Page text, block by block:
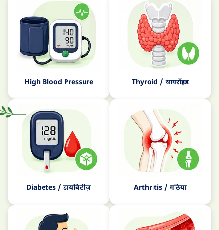
High Blood Pressure Thyroid / थायरॉइड
Diabetes / डायबिटीज़ Arthritis / गठिया